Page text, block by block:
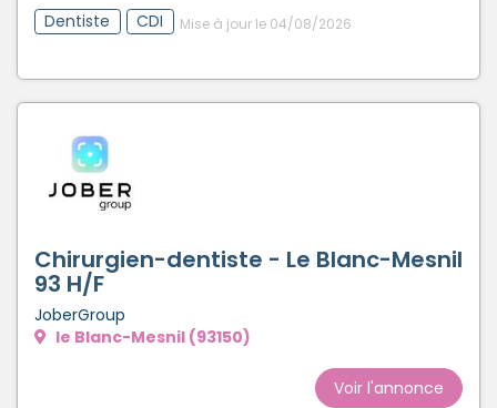
Dentiste CDI Mise à jour le 04/08/2026
Chirurgien-dentiste - Le Blanc-Mesnil
93 H/F
JoberGroup
le Blanc-Mesnil (93150)
Voir l'annonce